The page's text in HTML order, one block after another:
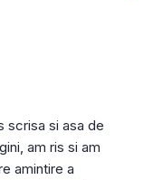
scrisa si asa de
am ris si am
amintire a